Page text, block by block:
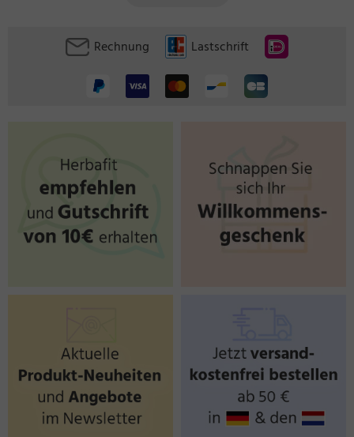
Rechnung Lastschrift